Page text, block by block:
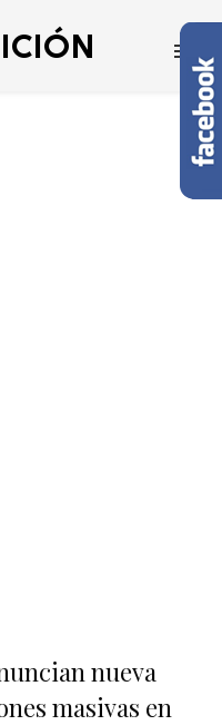
nueva
masivas en